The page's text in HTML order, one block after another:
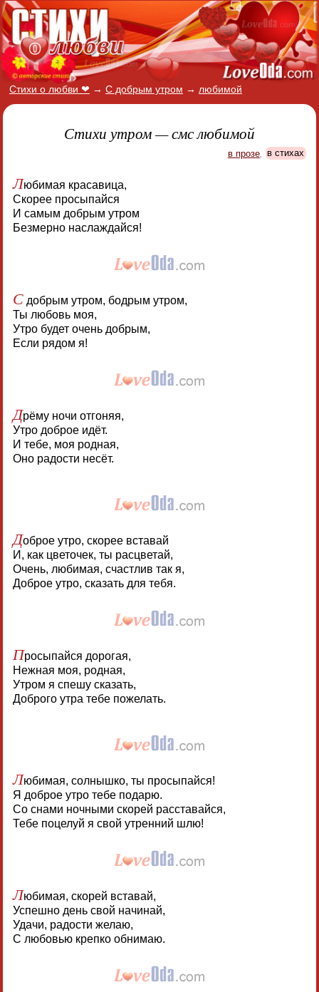
Стихи о любви ❤ → С добрым утром → любимой
Стихи утром — смс любимой
в прозе, в стихах
Любимая красавица,
Скорее просыпайся
И самым добрым утром
Безмерно наслаждайся!
Сдобрым утром, бодрым утром,
Ты любовь моя,
Утро будет очень добрым,
Если рядом я!
Дрёму ночи отгоняя,
Утро доброе идёт.
И тебе, моя родная,
Оно радости несёт.
Доброе утро, скорее вставай
И, как цветочек, ты расцветай,
Очень, любимая, счастлив так я,
Доброе утро, сказать для тебя.
Просыпайся дорогая,
Нежная моя, родная,
Утром я спешу сказать,
Доброго утра тебе пожелать.
Любимая, солнышко, ты просыпайся!
Я доброе утро тебе подарю.
Со снами ночными скорей расставайся,
Тебе поцелуй я свой утренний шлю!
Любимая, скорей вставай,
Успешно день свой начинай,
Удачи, радости желаю,
С любовью крепко обнимаю.